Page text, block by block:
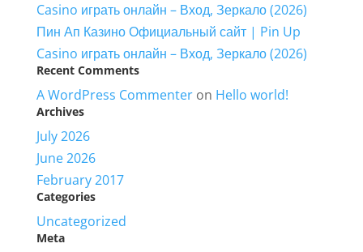
Casino играть онлайн – Вход, Зеркало (2026)
Пин Ап Казино Официальный сайт | Pin Up
Casino играть онлайн – Вход, Зеркало (2026)
Recent Comments
A WordPress Commenteron Hello world!
Archives
July 2026
June 2026
February 2017
Categories
Uncategorized
Meta